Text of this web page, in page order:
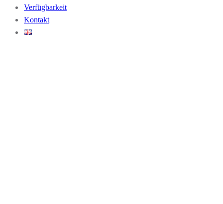
Verfügbarkeit
Kontakt